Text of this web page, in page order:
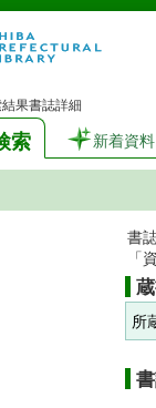
果書誌詳細
索 新着資料
書
「
所